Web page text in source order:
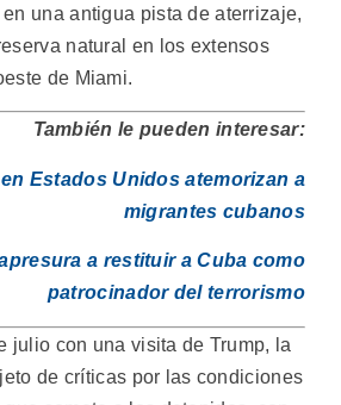
una antigua pista de aterrizaje,
natural en los extensos
de Miami.
También le pueden interesar:
Estados Unidos atemorizan a
migrantes cubanos
a restituir a Cuba como
patrocinador del terrorismo
julio con una visita de Trump, la
de críticas por las condiciones